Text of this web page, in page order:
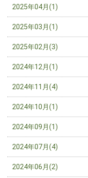
2025年04月(1)
2025年03月(1)
2025年02月(3)
2024年12月(1)
2024年11月(4)
2024年10月(1)
2024年09月(1)
2024年07月(4)
2024年06月(2)